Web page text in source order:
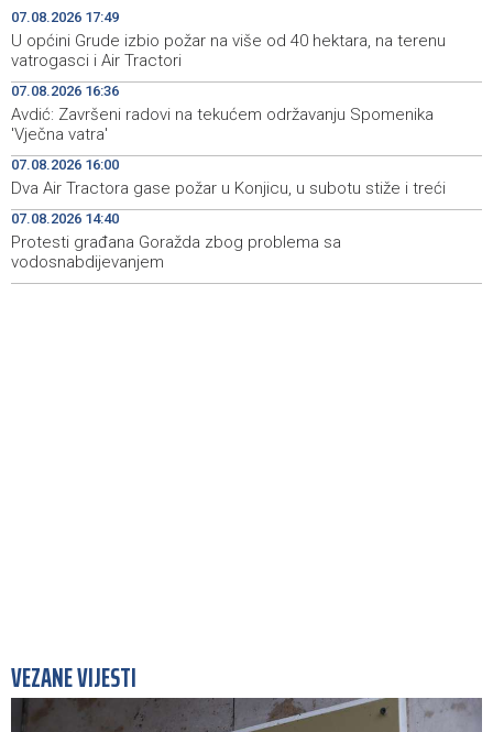
15:58
Meta kažnjena sa dodatnih 567 miliona dolara zbog
ugrožavanja sigurnosti djece
15:52
10 umjesto Rudnika Soli Tuzla
15:46
Oko 150 izlagača stiže u Gradačac na 53. Međunarodni
sajam šljive
15:44
Španija postavila ultimatum Italiji da ukine granične
kontrole
15:42
Goražde residents protest over repeated water
outages
07.08.2026 17:49
U općini Grude izbio požar na više od 40 hektara, na terenu
vatrogasci i Air Tractori
07.08.2026 16:36
Avdić: Završeni radovi na tekućem održavanju Spomenika
'Vječna vatra'
07.08.2026 16:00
Dva Air Tractora gase požar u Konjicu, u subotu stiže i treći
07.08.2026 14:40
Protesti građana Goražda zbog problema sa
vodosnabdijevanjem
VEZANE VIJESTI